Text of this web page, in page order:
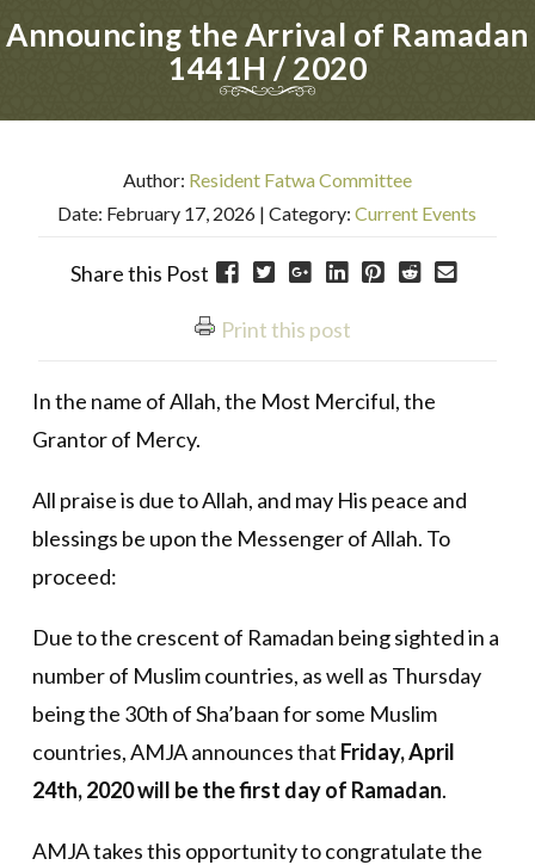
Announcing the Arrival of Ramadan
1441H / 2020
Author: Resident Fatwa Committee
Date: February 17, 2026 | Category:Current Events
Share this Post
Print this post
In the name of Allah, the Most Merciful, the
Grantor of Mercy.
All praise is due to Allah, and may His peace and
blessings be upon the Messenger of Allah. To
proceed:
Due to the crescent of Ramadan being sighted in a
number of Muslim countries, as well as Thursday
being the 30th of Sha’baan for some Muslim
countries, AMJA announces that Friday, April
24th, 2020 will be the first day of Ramadan.
AMJA takes this opportunity to congratulate the